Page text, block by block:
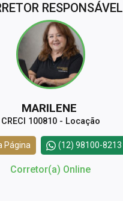
RESPONSÁVEL
MARILENE
CRECI 100810 - Locação
Página (12) 98100-8213
Corretor(a) Online